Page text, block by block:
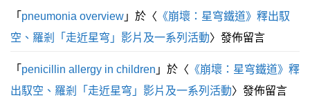
「 pneumonia overview 」於〈 《崩壞：星穹鐵道》釋出馭
空、羅剎「走近星穹」影片及一系列活動〉發佈留言
「 penicillin allergy in children 」於〈 《崩壞：星穹鐵道》釋
出馭空、羅剎「走近星穹」影片及一系列活動〉發佈留言